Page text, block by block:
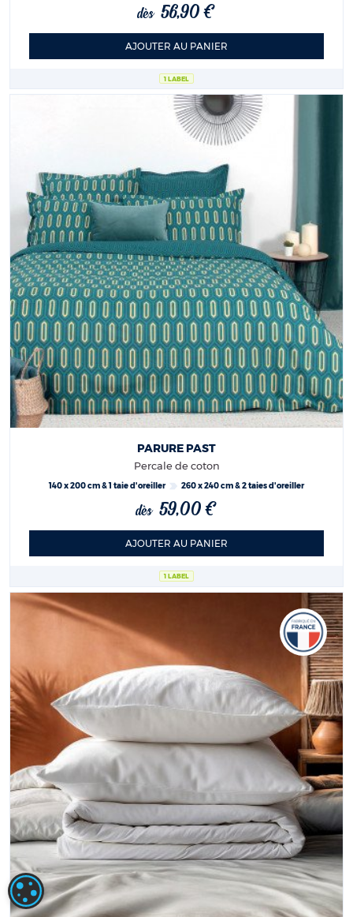
1 LABEL
dès 56,90 €
AJOUTER AU PANIER
1 LABEL
PARURE PAST
Percale de coton
140 x 200 cm & 1 taie d'oreiller 260 x 240 cm & 2 taies d'oreiller
dès 59,00 €
AJOUTER AU PANIER
PARAMÉTRAGE DES COOKIES